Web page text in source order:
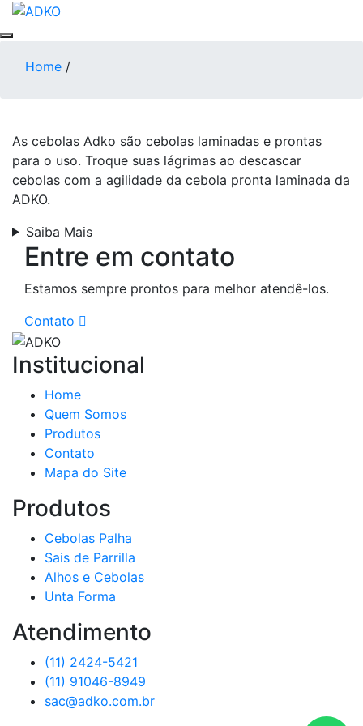
Home /
As cebolas Adko são cebolas laminadas e prontas
para o uso. Troque suas lágrimas ao descascar
cebolas com a agilidade da cebola pronta laminada da
ADKO.
Saiba Mais
Entre em contato
Estamos sempre prontos para melhor atendê-los.
Contato
Institucional
Home
Quem Somos
Produtos
Contato
Mapa do Site
Produtos
Cebolas Palha
Sais de Parrilla
Alhos e Cebolas
Unta Forma
Atendimento
(11) 2424-5421
(11) 91046-8949
sac@adko.com.br